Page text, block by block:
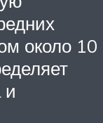
около 10
и